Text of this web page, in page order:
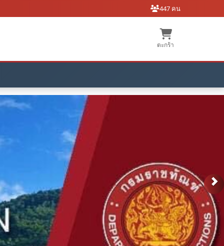
447 คน
ตะกร้า